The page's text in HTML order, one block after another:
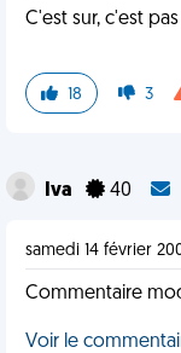
C'est sur, c'est
18 3
Iva 40
samedi 14 février
Commentaire
Voir le